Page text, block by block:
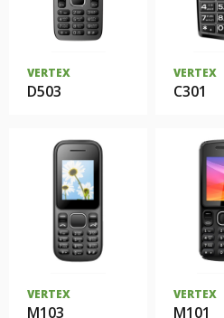
VERTEX
D503
VERTEX
C301
VERTEX
M103
VERTEX
М101